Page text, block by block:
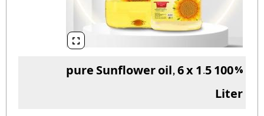

100% pure Sunflower oil, 6 x 1.5
Liter